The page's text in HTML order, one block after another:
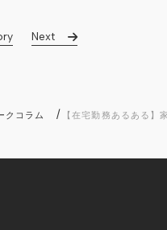
Next
クコラム / 【在宅勤務あるある】